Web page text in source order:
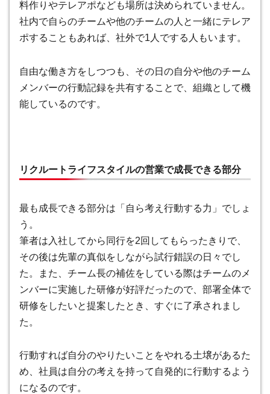
料作りやテレアポなども場所は決められていません。
社内で自らのチームや他のチームの人と一緒にテレア
ポすることもあれば、社外で1人でする人もいます。
自由な働き方をしつつも、その日の自分や他のチーム
メンバーの行動記録を共有することで、組織として機
能しているのです。
リクルートライフスタイルの営業で成長できる部分
最も成長できる部分は「自ら考え行動する力」 でしょ
う。
筆者は入社してから同行を2回してもらったきりで、
その後は先輩の真似をしながら試行錯誤の日々でし
た。また、チーム長の補佐をしている際はチームのメ
ンバーに実施した研修が好評だったので、部署全体で
研修をしたいと提案したとき、すぐに了承されまし
た。
行動すれば自分のやりたいことをやれる土壌があるた
め、社員は自分の考えを持って自発的に行動するよう
になるのです。